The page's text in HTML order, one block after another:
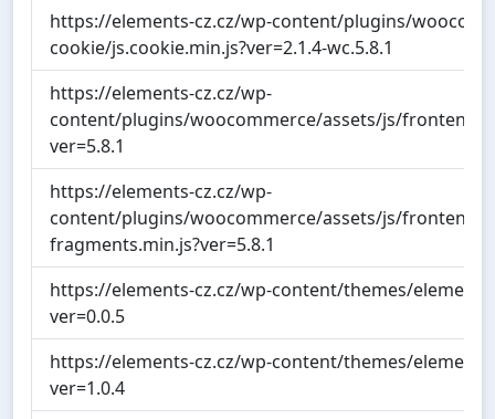
https://elements-cz.cz/wp-content/plugins/
cookie/js.cookie.min.js?ver=2.1.4-wc.5.8.1
https://elements-cz.cz/wp-
content/plugins/woocommerce/assets/js/frontend/
ver=5.8.1
https://elements-cz.cz/wp-
content/plugins/woocommerce/assets/js/frontend/
fragments.min.js?ver=5.8.1
https://elements-cz.cz/wp-content/themes/
ver=0.0.5
https://elements-cz.cz/wp-content/themes/
ver=1.0.4